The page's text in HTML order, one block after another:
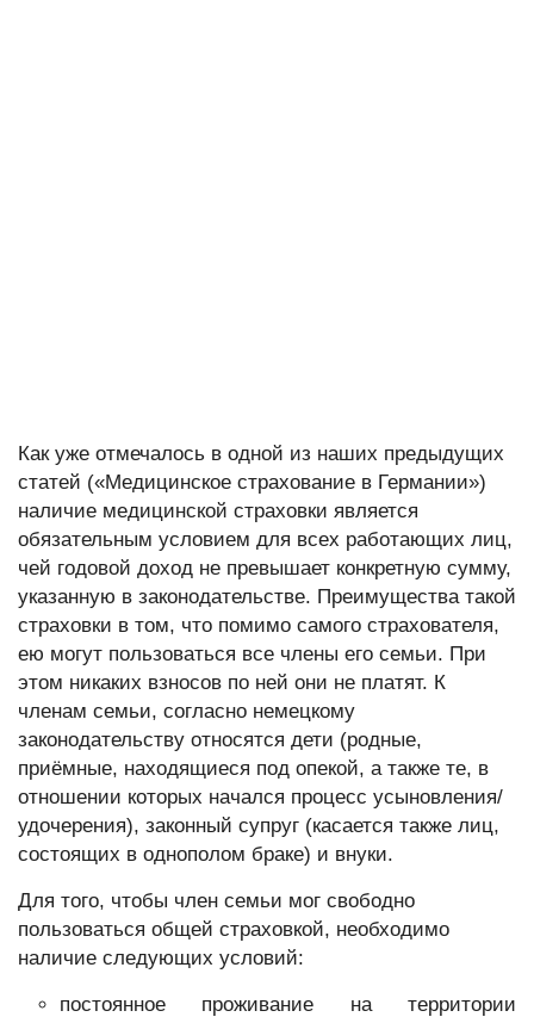
Как уже отмечалось в одной из наших предыдущих
статей («Медицинское страхование в Германии»)
наличие медицинской страховки является
обязательным условием для всех работающих лиц,
чей годовой доход не превышает конкретную сумму,
указанную в законодательстве. Преимущества такой
страховки в том, что помимо самого страхователя,
ею могут пользоваться все члены его семьи. При
этом никаких взносов по ней они не платят. К
членам семьи, согласно немецкому
законодательству относятся дети (родные,
приёмные, находящиеся под опекой, а также те, в
отношении которых начался процесс усыновления/
удочерения), законный супруг (касается также лиц,
состоящих в однополом браке) и внуки.
Для того, чтобы член семьи мог свободно
пользоваться общей страховкой, необходимо
наличие следующих условий:
постоянное проживание на территории